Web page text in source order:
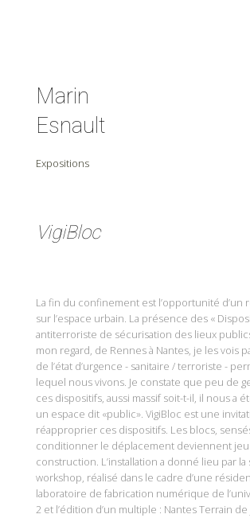
Marin
Esnault
Expositions
VigiBloc
La fin du confinement est l’opportunité d’un
sur l’espace urbain. La présence des «
antiterroriste de sécurisation des lieux
mon regard, de Rennes à Nantes, je les vois
de l’état d’urgence - sanitaire / terroriste -
lequel nous vivons. Je constate que peu de
ces dispositifs, aussi massif soit-t-il, il nous a
un espace dit «public». VigiBloc est une
réapproprier ces dispositifs. Les blocs,
conditionner le déplacement deviennent
construction. L’installation a donné lieu par la
workshop, réalisé dans le cadre d’une
laboratoire de fabrication numérique de
2 et l’édition d’un multiple : Nantes Terrain de